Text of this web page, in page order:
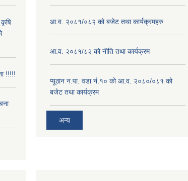
!!!!!
आ.व. २०८१/०८२ को बजेट तथा कार्यक्रमहरु
आ.व. २०८१/८२ को नीति तथा कार्यक्रम
प्यूठान न.पा. वडा नं.१० को आ.व. २०८०/०८१ को
बजेट तथा कार्यक्रम
अन्य